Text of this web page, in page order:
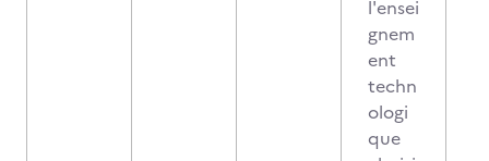
l'ensei
gnem
ent
techn
ologi
que